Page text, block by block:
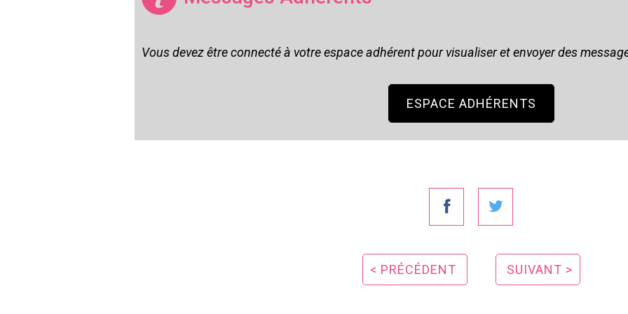
Vous devez être connecté à votre espace adhérent pour visualiser et envoyer des
ESPACE ADHÉRENTS
< PRÉCÉDENT SUIVANT >